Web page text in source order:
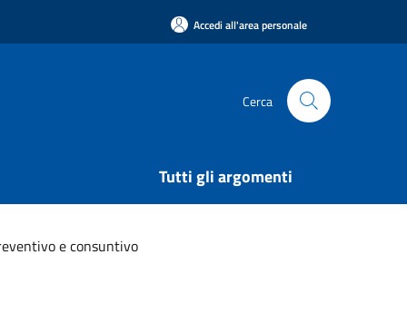
Accedi all'area personale
Cerca
Tutti gli argomenti
e consuntivo